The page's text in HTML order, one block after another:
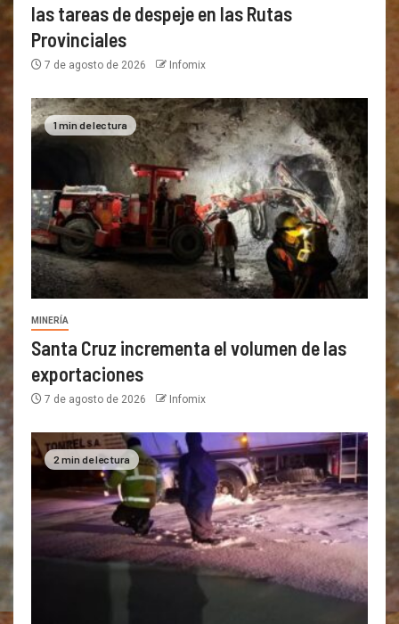
las tareas de despeje en las Rutas
Provinciales
7 de agosto de 2026 Infomix
1 min de lectura
MINERÍA
Santa Cruz incrementa el volumen de las
exportaciones
7 de agosto de 2026 Infomix
2 min de lectura